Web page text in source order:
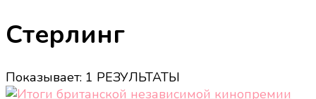
Стерлинг
Показывает: 1 РЕЗУЛЬТАТЫ